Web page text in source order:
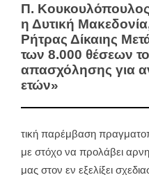
Π.
η Δυτική
Ρήτρας Δίκαιης
των 8.000 θέσεων
απασχόλησης για
ετών»
τική παρέμβαση
με στόχο να προλάβει
μας στον εν εξελίξει